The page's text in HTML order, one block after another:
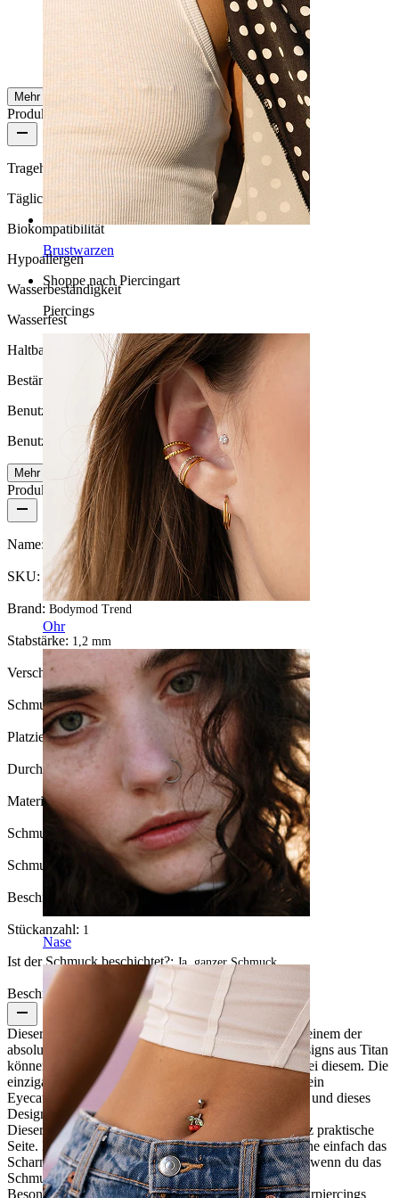
Brustwarzen
Shoppe nach Piercingart
Piercings
Ohr
Nase
Verifizierter Kauf
AI-Übersetzung Original anzeigen
Mehr ansehen
Produktqualität
Tragehäufigkeit
Tägliches Tragen
Biokompatibilität
Hypoallergen
Wasserbeständigkeit
Wasserfest
Haltbarkeit
Beständig
Benutzerfreundlichkeit
Benutzerfreundlich
Mehr lesen
Produktdetails
Name: Ovaler Scharnierring mit Steinreihe
SKU: Ring-122
Brand: Bodymod Trend
Stabstärke: 1,2 mm
Verschlusstyp:
Schmuckart:Geformter Ring, Ring
Platzierung:Snug, Septum, Augenbraue, Daith, Conch
Durchmesser: 10 mm
Material:Titan
Schmucksteinfarbe:Durchsichtig
Schmucksteintyp: Kubischer Zirkonia
Beschichtungsart: PVD-Beschichtung
Stückanzahl: 1
Ist der Schmuck beschichtet?:Ja, ganzer Schmuck
Beschreibung
Dieser atemberaubende Ring besteht aus G23 Titan, einem der
absolut sichersten Materialien für deine Piercings. Designs aus Titan
können manchmal langweilig sind, doch so ist nicht bei diesem. Die
einzigartige ovale Form ist schon für sich genommen ein
Eyecatcher. Füge eine Reihe funkelnder Steine hinzu, und dieses
Design ist ein echter Knaller.
Dieser Ring ist nicht nur hübsch, er hat auch eine ganz praktische
Seite. Der Scharnierschloss macht alles einfacher. Ziehe einfach das
Scharnier nach oben und klicke es erneut nach unten, wenn du das
Schmuckstück in dein Piercing gesteckt hast.
Besonders gut eignet sich der Ring für die meisten Ohrpiercings